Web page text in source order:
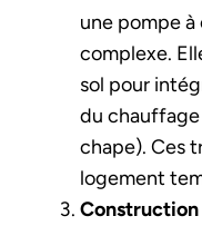
une pompe
complexe.
sol pour
du chauffage
chape). Ces
logement
Construction